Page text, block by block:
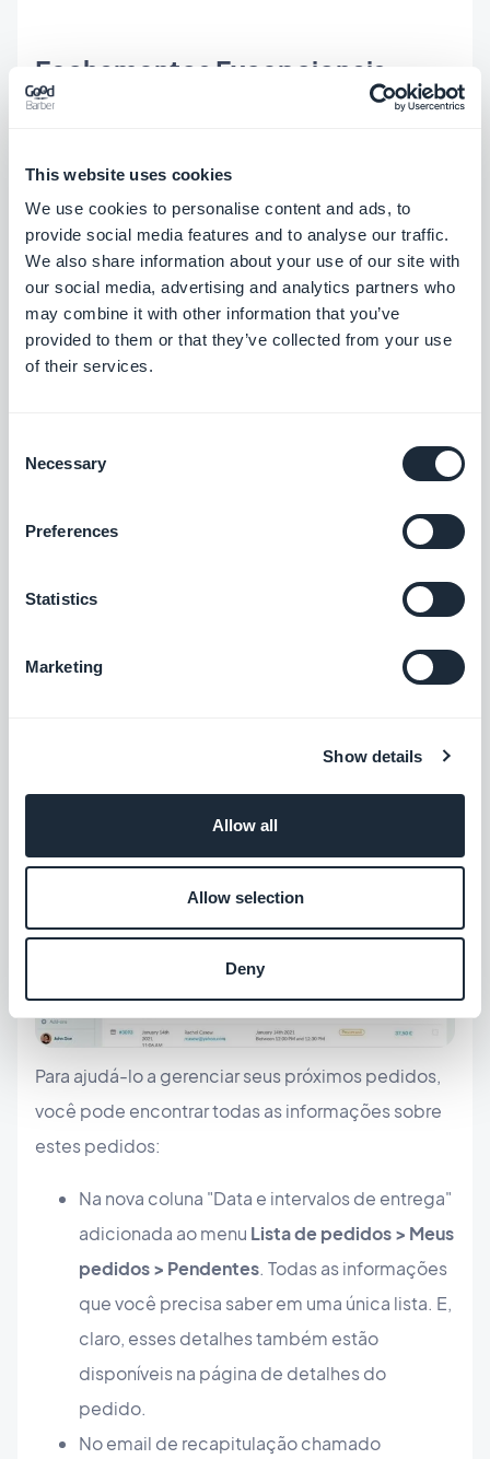
This website uses cookies
We use cookies to personalise content and ads, to
provide social media features and to analyse our traffic.
We also share information about your use of our site with
our social media, advertising and analytics partners who
may combine it with other information that you’ve
provided to them or that they’ve collected from your use
of their services.
Selection
Necessary
Preferences
Statistics
Marketing
Show details
Allow all
Allow selection
Deny
Fechamentos Excepcionais
excepcionais como feriados, feriados nacionais,
etc....
Nota: uma vez definida a data, ela não pode ser
Para ajudá-lo a gerenciar seus próximos pedidos,
você pode encontrar todas as informações sobre
estes pedidos:
Na nova coluna "Data e intervalos de entrega"
adicionada ao menu Lista de pedidos > Meus
pedidos > Pendentes. Todas as informações
que você precisa saber em uma única lista. E,
claro, esses detalhes também estão
disponíveis na página de detalhes do
pedido.
No email de recapitulação chamado